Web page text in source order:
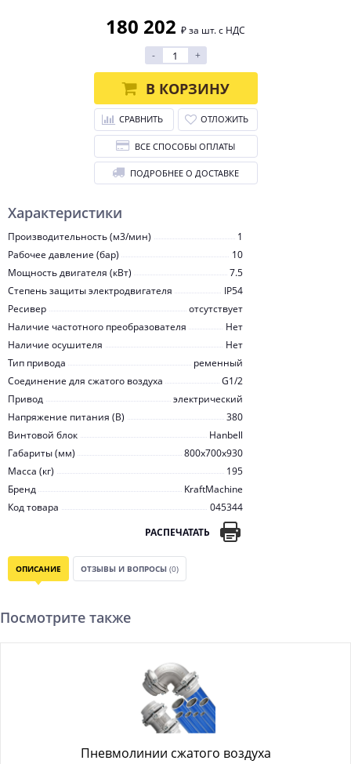
Характеристики
Производительность (м3/мин)
1
Рабочее давление (бар)
10
Мощность двигателя (кВт)
7.5
Степень защиты электродвигателя
IP54
Ресивер
отсутствует
Наличие частотного преобразователя
Нет
Наличие осушителя
Нет
Тип привода
ременный
Соединение для сжатого воздуха
G1/2
Привод
электрический
Напряжение питания (В)
380
Винтовой блок
Hanbell
Габариты (мм)
800x700x930
Масса (кг)
195
Бренд
KraftMachine
Код товара
045344
РАСПЕЧАТАТЬ
180 202 ₽ за шт. с НДС
-
+
В КОРЗИНУ
СРАВНИТЬ ОТЛОЖИТЬ
ВСЕ СПОСОБЫ ОПЛАТЫ
ПОДРОБНЕЕ О ДОСТАВКЕ
ОПИСАНИЕ ОТЗЫВЫ И ВОПРОСЫ (0)
Посмотрите также
Пневмолинии сжатого воздуха